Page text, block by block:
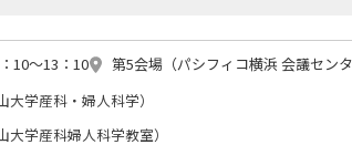
10～13：10
第5会場（パシフィコ横浜 会議センタ
大学産科・婦人科学）
大学産科婦人科学教室）